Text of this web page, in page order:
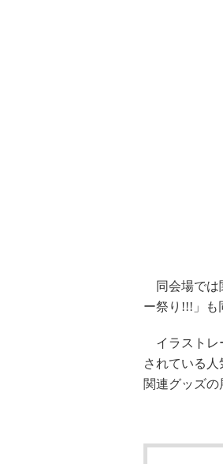
同会場では
ー祭り!!!」も
イラストレ
されている人
関連グッズの